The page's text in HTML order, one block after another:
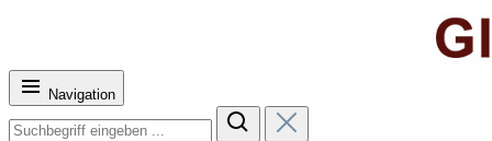
Navigation